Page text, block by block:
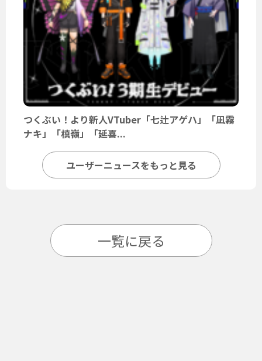
つくぶい！より新人VTuber「七辻アゲハ」「凪霧
ナキ」「槙嶺」「延喜...
ユーザーニュースをもっと見る
一覧に戻る